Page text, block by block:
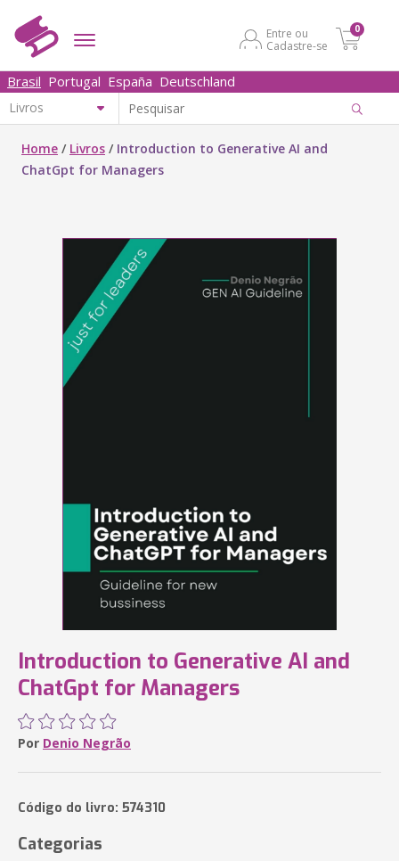
Entre ou
Cadastre-se
0
Brasil Portugal España Deutschland
Home / Livros / Introduction to Generative AI and
ChatGpt for Managers
Introduction to Generative AI and
ChatGpt for Managers
Por Denio Negrão
Código do livro: 574310
Categorias